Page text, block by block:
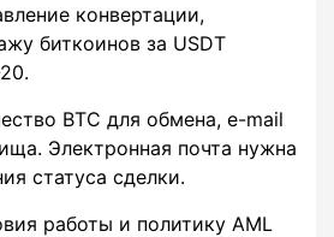
конвертации,
биткоинов за USDT
BTC для обмена, e-mail
Электронная почта нужна
статуса сделки.
работы и политику AML